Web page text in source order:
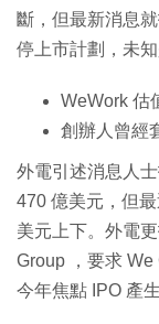
斷，但最新消息
停上市計劃，未
WeWork 估
創辦人曾經
外電引述消息人
470 億美元，但
美元上下。外電
Group ，要求
今年焦點 IPO 產生